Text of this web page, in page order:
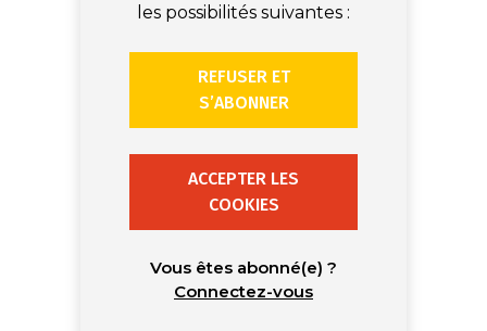
les possibilités suivantes :
REFUSER ET
S’ABONNER
ACCEPTER LES
COOKIES
Vous êtes abonné(e) ?
Connectez-vous